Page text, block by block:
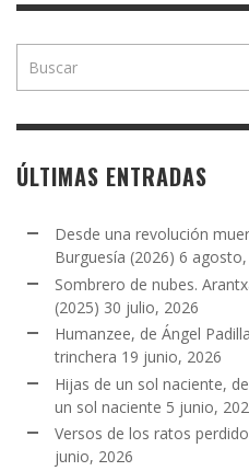
ÚLTIMAS ENTRADAS
Desde una revolución
Burguesía (2026) 6
Sombrero de nubes.
(2025) 30 julio, 2026
Humanzee, de Ángel
trinchera 19 junio, 2026
Hijas de un sol naciente,
un sol naciente 5 junio,
Versos de los ratos
junio, 2026